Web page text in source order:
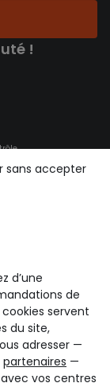
!
d’une
de
servent
du site,
adresser —
partenaires —
vos centres
sans accepter